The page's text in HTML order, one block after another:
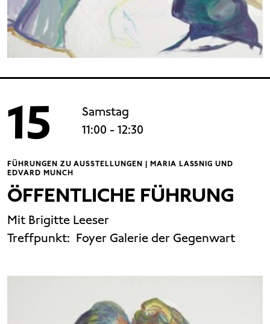
15
Samstag
11:00 - 12:30
FÜHRUNGEN ZU AUSSTELLUNGEN | MARIA LASSNIG UND
EDVARD MUNCH
ÖFFENTLICHE FÜHRUNG
Mit Brigitte Leeser
Treffpunkt: Foyer Galerie der Gegenwart